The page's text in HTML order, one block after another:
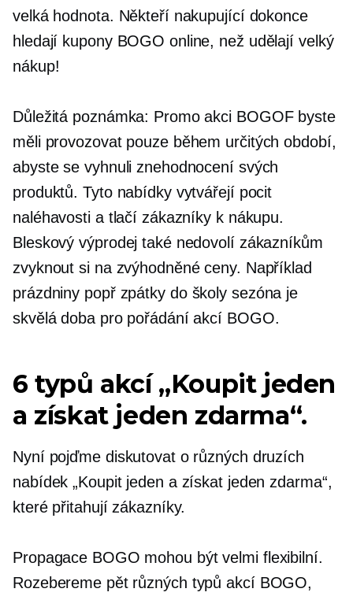
velká hodnota. Někteří nakupující dokonce
hledají kupony BOGO online, než udělají velký
nákup!
Důležitá poznámka: Promo akci BOGOF byste
měli provozovat pouze během určitých období,
abyste se vyhnuli znehodnocení svých
produktů. Tyto nabídky vytvářejí pocit
naléhavosti a tlačí zákazníky k nákupu.
Bleskový výprodej také nedovolí zákazníkům
zvyknout si na zvýhodněné ceny. Například
prázdniny popř zpátky do školy sezóna je
skvělá doba pro pořádání akcí BOGO.
6 typů akcí „Koupit jeden
a získat jeden zdarma“.
Nyní pojďme diskutovat o různých druzích
nabídek „Koupit jeden a získat jeden zdarma“,
které přitahují zákazníky.
Propagace BOGO mohou být velmi flexibilní.
Rozebereme pět různých typů akcí BOGO,